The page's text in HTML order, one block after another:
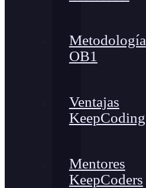
Metodología
OB1
Ventajas
KeepCoding
Mentores
KeepCoders